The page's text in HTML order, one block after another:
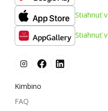
Stiahnuť v
Stiahnuť v
Kimbino
FAQ